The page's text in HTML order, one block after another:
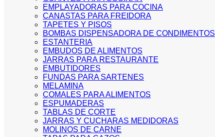
EMPLAYADORAS PARA COCINA
CANASTAS PARA FREIDORA
TAPETES Y PISOS
BOMBAS DISPENSADORA DE CONDIMENTOS
ESTANTERIA
EMBUDOS DE ALIMENTOS
JARRAS PARA RESTAURANTE
EMBUTIDORES
FUNDAS PARA SARTENES
MELAMINA
COMALES PARA ALIMENTOS
ESPUMADERAS
TABLAS DE CORTE
JARRAS Y CUCHARAS MEDIDORAS
MOLINOS DE CARNE